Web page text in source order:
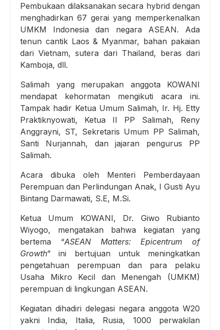
Pembukaan dilaksanakan secara hybrid dengan
menghadirkan 67 gerai yang memperkenalkan
UMKM Indonesia dan negara ASEAN. Ada
tenun cantik Laos & Myanmar, bahan pakaian
dari Vietnam, sutera dari Thailand, beras dari
Kamboja, dll.
Salimah yang merupakan anggota KOWANI
mendapat kehormatan mengikuti acara ini.
Tampak hadir Ketua Umum Salimah, Ir. Hj. Etty
Praktiknyowati, Ketua II PP Salimah, Reny
Anggrayni, ST, Sekretaris Umum PP Salimah,
Santi Nurjannah, dan jajaran pengurus PP
Salimah.
Acara dibuka oleh Menteri Pemberdayaan
Perempuan dan Perlindungan Anak, I Gusti Ayu
Bintang Darmawati, S.E, M.Si.
Ketua Umum KOWANI, Dr. Giwo Rubianto
Wiyogo, mengatakan bahwa kegiatan yang
bertema “ASEAN Matters: Epicentrum of
Growth” ini bertujuan untuk meningkatkan
pengetahuan perempuan dan para pelaku
Usaha Mikro Kecil dan Menengah (UMKM)
perempuan di lingkungan ASEAN.
Kegiatan dihadiri delegasi negara anggota W20
yakni India, Italia, Rusia, 1000 perwakilan